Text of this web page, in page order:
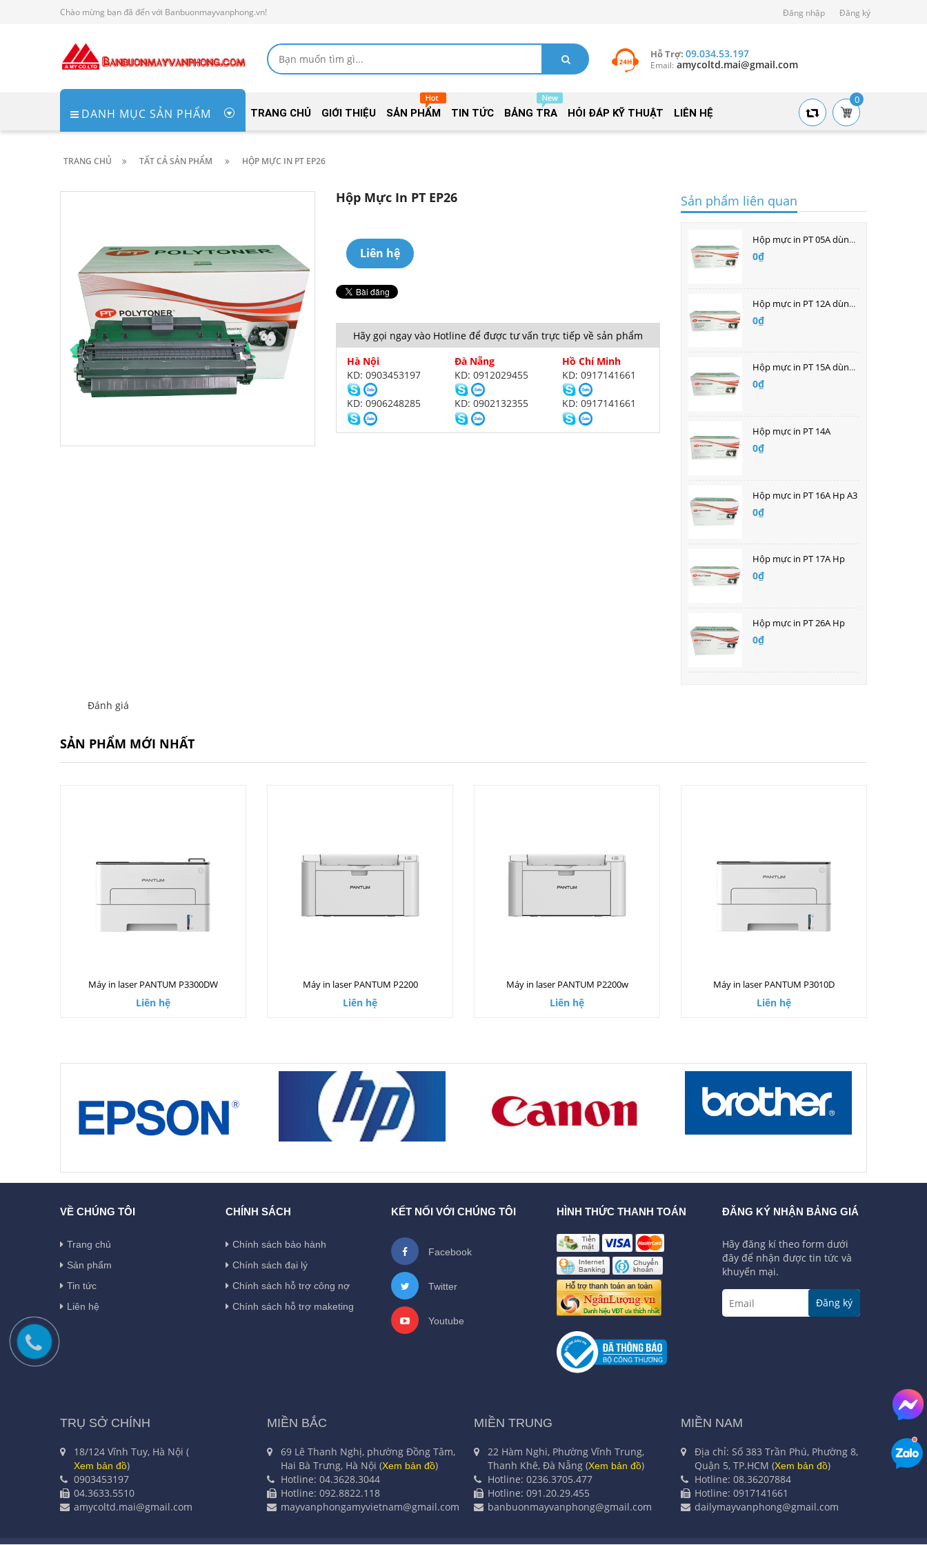
Chào mừng bạn đã đến với Banbuonmayvanphong.vn! Đăng nhập Đăng ký
Hỗ Trợ: 09.034.53.197
Email: amycoltd.mai@gmail.com
DANH MỤC SẢN PHẨM TRANG CHỦ GIỚI THIỆU SẢN PHẨM TIN TỨC BẢNG TRA HỎI ĐÁP KỸ THUẬT LIÊN HỆ
0
TRANG CHỦ TẤT CẢ SẢN PHẨM HỘP MỰC IN PT EP26
Hộp Mực In PT EP26
Liên hệ
Hãy gọi ngay vào Hotline để được tư vấn trực tiếp về sản phẩm
Hà Nội
KD: 0903453197
KD: 0906248285
Đà Nẵng
KD: 0912029455
KD: 0902132355
Hồ Chí Minh
KD: 0917141661
KD: 0917141661
Sản phẩm liên quan
Hộp mực in PT 05A dùng cho máy in laser Hp
0₫
Hộp mực in PT 12A dùng cho máy in laser HP
0₫
Hộp mực in PT 15A dùng cho máy in laser HP
0₫
Hộp mực in PT 14A
0₫
Hộp mực in PT 16A Hp A3
0₫
Hộp mực in PT 17A Hp
0₫
Hộp mực in PT 26A Hp
0₫
Đánh giá
SẢN PHẨM MỚI NHẤT
Máy in laser PANTUM P3300DW
Liên hệ
Máy in laser PANTUM P2200
Liên hệ
Máy in laser PANTUM P2200w
Liên hệ
Máy in laser PANTUM P3010D
Liên hệ
VỀ CHÚNG TÔI
Trang chủ
Sản phẩm
Tin tức
Liên hệ
CHÍNH SÁCH
Chính sách bảo hành
Chính sách đại lý
Chính sách hỗ trợ công nợ
Chính sách hỗ trợ maketing
KẾT NỐI VỚI CHÚNG TÔI
Facebook
Twitter
Youtube
HÌNH THỨC THANH TOÁN ĐĂNG KÝ NHẬN BẢNG GIÁ
Hãy đăng kí theo form dưới
đây để nhận được tin tức và
khuyến mại.
Đăng ký
TRỤ SỞ CHÍNH
18/124 Vĩnh Tuy, Hà Nội (
Xem bản đồ)
0903453197
04.3633.5510
amycoltd.mai@gmail.com
MIỀN BẮC
69 Lê Thanh Nghị, phường Đồng Tâm,
Hai Bà Trưng, Hà Nội (Xem bản đồ)
Hotline: 04.3628.3044
Hotline: 092.8822.118
mayvanphongamyvietnam@gmail.com
MIỀN TRUNG
22 Hàm Nghi, Phường Vĩnh Trung,
Thanh Khê, Đà Nẵng (Xem bản đồ)
Hotline: 0236.3705.477
Hotline: 091.20.29.455
banbuonmayvanphong@gmail.com
MIỀN NAM
Địa chỉ: Số 383 Trần Phú, Phường 8,
Quận 5, TP.HCM (Xem bản đồ)
Hotline: 08.36207884
Hotline: 0917141661
dailymayvanphong@gmail.com